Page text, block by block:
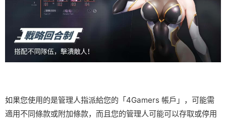
如果您使用的是管理人指派給您的「4Gamers 帳戶」，可能需
適用不同條款或附加條款，而且您的管理人可能可以存取或停用